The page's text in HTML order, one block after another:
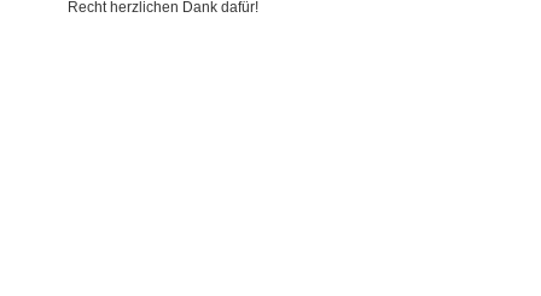
Recht herzlichen Dank dafür!